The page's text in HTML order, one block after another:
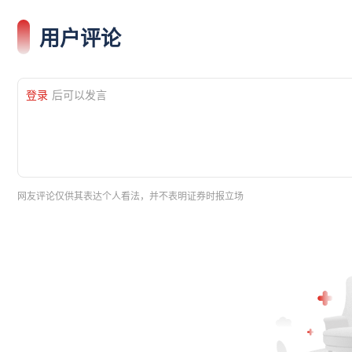
用户评论
登录 后可以发言
网友评论仅供其表达个人看法，并不表明证券时报立场